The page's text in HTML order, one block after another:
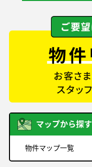
マップから探す
物件マップ一覧